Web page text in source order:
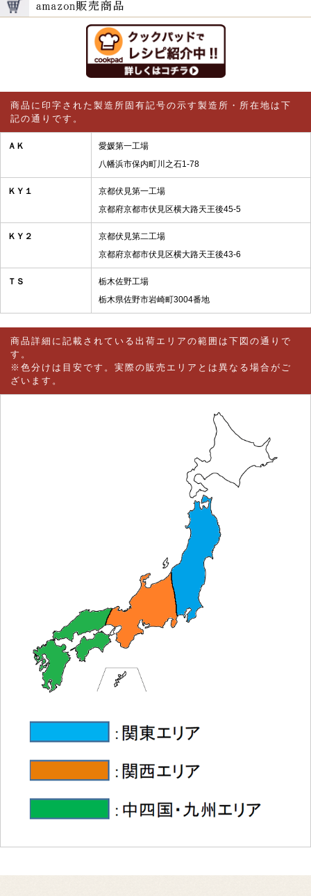
商品に印字された製造所固有記号の示す製造所・所在地は下
記の通りです。
ＡＫ
愛媛第一工場
八幡浜市保内町川之石1-78
ＫＹ１
京都伏見第一工場
京都府京都市伏見区横大路天王後45-5
ＫＹ２
京都伏見第二工場
京都府京都市伏見区横大路天王後43-6
ＴＳ
栃木佐野工場
栃木県佐野市岩崎町3004番地
商品詳細に記載されている出荷エリアの範囲は下図の通りで
す。
※色分けは目安です。実際の販売エリアとは異なる場合がご
ざいます。